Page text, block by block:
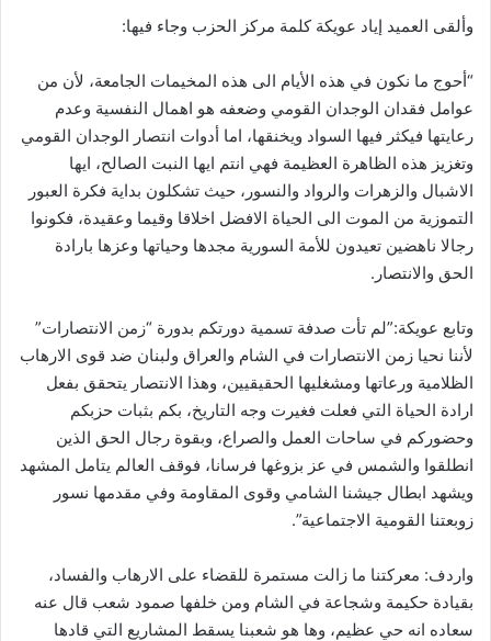
وألقى العميد إياد عويكة كلمة مركز الحزب وجاء فيها:
“أحوج ما نكون في هذه الأيام الى هذه المخيمات الجامعة، لأن من
عوامل فقدان الوجدان القومي وضعفه هو اهمال النفسية وعدم
رعايتها فيكثر فيها السواد ويخنقها، اما أدوات انتصار الوجدان القومي
وتغزيز هذه الظاهرة العظيمة فهي انتم ايها النبت الصالح، ايها
الاشبال والزهرات والرواد والنسور، حيث تشكلون بداية فكرة العبور
التموزية من الموت الى الحياة الافضل اخلاقا وقيما وعقيدة، فكونوا
رجالا ناهضين تعيدون للأمة السورية مجدها وحياتها وعزها بارادة
الحق والانتصار.
وتابع عويكة:”لم تأت صدفة تسمية دورتكم بدورة “زمن الانتصارات”
لأننا نحيا زمن الانتصارات في الشام والعراق ولبنان ضد قوى الارهاب
الظلامية ورعاتها ومشغليها الحقيقيين، وهذا الانتصار يتحقق بفعل
ارادة الحياة التي فعلت فغيرت وجه التاريخ، بكم بثبات حزبكم
وحضوركم في ساحات العمل والصراع، وبقوة رجال الحق الذين
انطلقوا والشمس في عز بزوغها فرسانا، فوقف العالم يتامل المشهد
ويشهد ابطال جيشنا الشامي وقوى المقاومة وفي مقدمها نسور
زوبعتنا القومية الاجتماعية”.
واردف: معركتنا ما زالت مستمرة للقضاء على الارهاب والفساد،
بقيادة حكيمة وشجاعة في الشام ومن خلفها صمود شعب قال عنه
سعاده انه حي عظيم، وها هو شعبنا يسقط المشاريع التي قادها